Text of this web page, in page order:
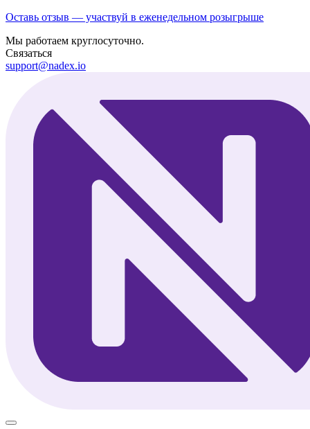
Оставь отзыв — участвуй в еженедельном розыгрыше
Мы работаем круглосуточно.
Связаться
support@nadex.io